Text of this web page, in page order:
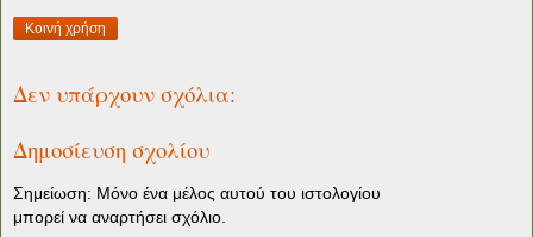
Κοινή χρήση
Δεν υπάρχουν σχόλια:
Δημοσίευση σχολίου
Σημείωση: Μόνο ένα μέλος αυτού του ιστολογίου
μπορεί να αναρτήσει σχόλιο.